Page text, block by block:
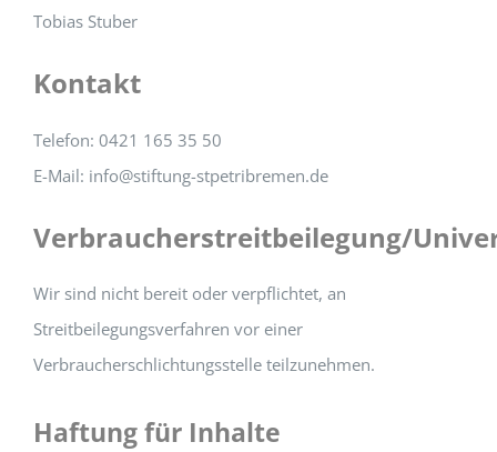
Tobias Stuber
Kontakt
Telefon: 0421 165 35 50
E-Mail: info@stiftung-stpetribremen.de
Verbraucherstreitbeilegung/
Wir sind nicht bereit oder verpflichtet, an
Streitbeilegungsverfahren vor einer
Verbraucherschlichtungsstelle teilzunehmen.
Haftung für Inhalte